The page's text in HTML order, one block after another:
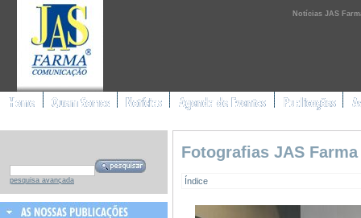
Notícias JAS
pesquisa avançada
Fotografias JAS
Índice